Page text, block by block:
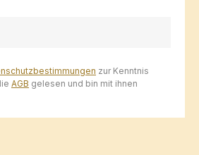
zur Kenntnis
AGB gelesen und bin mit ihnen